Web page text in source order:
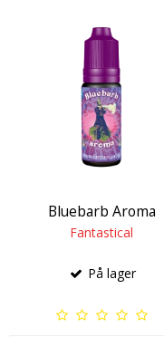
Cola aroma
Dessert aroma
Hindbær aroma
Jordbær aroma
Kiwi aroma
Lakrids aroma
Menthol aroma
Solbær aroma
Chokoladeforme
Kagepynt
Lakrids
Vaniljestænger
Startsæt
Drikkelse
Flødeboller
Karameller
Marcipan
Skumfiduser
Handelsbetingelser
Bluebarb Aroma
Fantastical
På lager